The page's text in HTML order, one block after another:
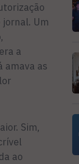
Um
a
amava as
Sim,
ao